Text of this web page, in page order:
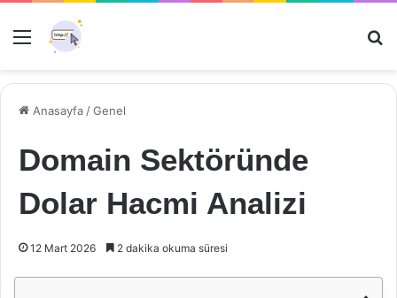
Menü
Anasayfa /Genel
Domain Sektöründe
Dolar Hacmi Analizi
12 Mart 2026 2 dakika okuma süresi